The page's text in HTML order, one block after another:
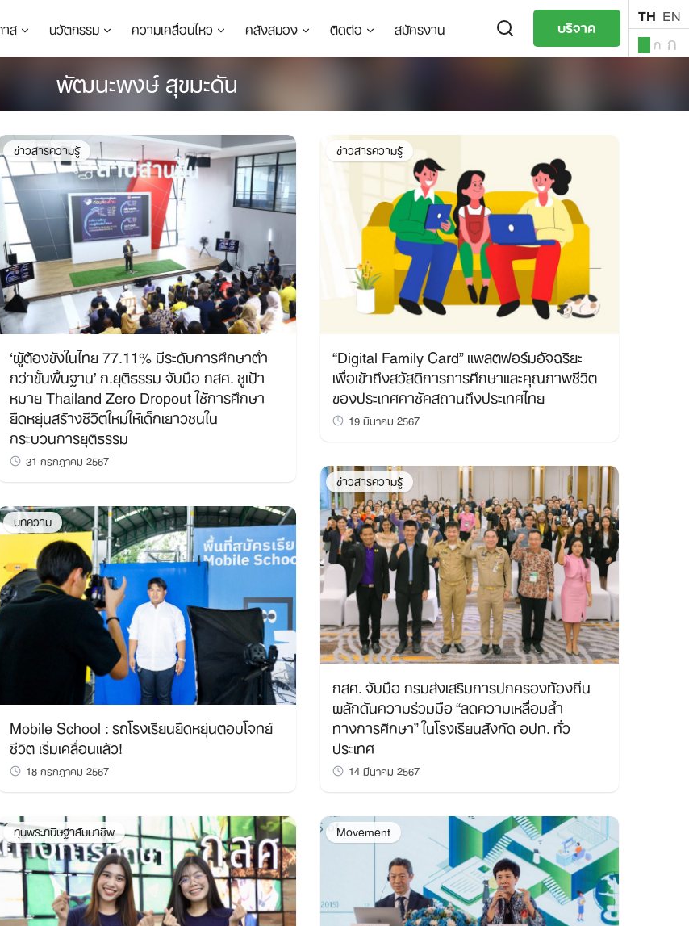
ส นวัตกรรม ความเคลื่อนไหว คลังสมอง ติดต่อ สมัครงาน บริจาค TH EN
ก ก
พัฒนะพงษ์ สุขมะดัน
ข่าวสารความรู้
‘ผู้ต้องขังในไทย 77.11% มีระดับการศึกษาต่ำ
กว่าขั้นพื้นฐาน’ ก.ยุติธรรม จับมือ กสศ. ชูเป้า
หมาย Thailand Zero Dropout ใช้การศึกษา
ยืดหยุ่นสร้างชีวิตใหม่ให้เด็กเยาวชนใน
กระบวนการยุติธรรม
31 กรกฎาคม 2567
บทความ
Mobile School : รถโรงเรียนยืดหยุ่นตอบโจทย์
ชีวิต เริ่มเคลื่อนแล้ว!
18 กรกฎาคม 2567
ทุนพระกนิษฐาสัมมาชีพ
ข่าวสารความรู้
“Digital Family Card” แพลตฟอร์มอัจฉริยะ
เพื่อเข้าถึงสวัสดิการการศึกษาและคุณภาพชีวิต
ของประเทศคาซัคสถานถึงประเทศไทย
19 มีนาคม 2567
ข่าวสารความรู้
กสศ. จับมือ กรมส่งเสริมการปกครองท้องถิ่น
ผลักดันความร่วมมือ “ลดความเหลื่อมล้ำ
ทางการศึกษา” ในโรงเรียนสังกัด อปท. ทั่ว
ประเทศ
14 มีนาคม 2567
Movement